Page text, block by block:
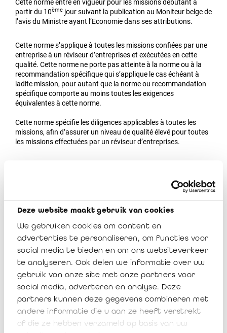
Deze website maakt gebruik van cookies
We gebruiken cookies om content en
advertenties te personaliseren, om functies voor
social media te bieden en om ons websiteverkeer
te analyseren. Ook delen we informatie over uw
gebruik van onze site met onze partners voor
social media, adverteren en analyse. Deze
partners kunnen deze gegevens combineren met
andere informatie die u aan ze heeft verstrekt
of die ze hebben verzameld op basis van uw
Cette norme entre en vigueur pour les missions débutant à
partir du 10ème jour suivant la publication au Moniteur belge de
l’avis du Ministre ayant l’Economie dans ses attributions.
Cette norme s’applique à toutes les missions confiées par une
entreprise à un réviseur d’entreprises et exécutées en cette
qualité. Cette norme ne porte pas atteinte à la norme ou à la
recommandation spécifique qui s’applique le cas échéant à
ladite mission, pour autant que la norme ou recommandation
spécifique comporte au moins toutes les exigences
équivalentes à cette norme.
Cette norme spécifie les diligences applicables à toutes les
missions, afin d’assurer un niveau de qualité élevé pour toutes
les missions effectuées par un réviseur d’entreprises.
L’avis relatif à l’approbation par le ministre de l’Economie a été
publié au Moniteur belge du 20 mars 2020. Le Conseil
norme le 13 décembre 2019.
Historique
Consultation publique du 1er mars au
30 avril 2019